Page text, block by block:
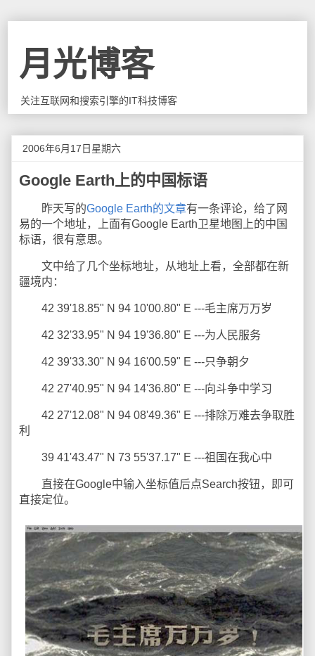
月光博客
关注互联网和搜索引擎的IT科技博客
2006年6月17日星期六
Google Earth上的中国标语
昨天写的Google Earth的文章有一条评论，给了网
易的一个地址，上面有Google Earth卫星地图上的中国
标语，很有意思。
文中给了几个坐标地址，从地址上看，全部都在新
疆境内：
42 39'18.85" N 94 10'00.80" E ---毛主席万万岁
42 32'33.95" N 94 19'36.80" E ---为人民服务
42 39'33.30" N 94 16'00.59" E ---只争朝夕
42 27'40.95" N 94 14'36.80" E ---向斗争中学习
42 27'12.08" N 94 08'49.36" E ---排除万难去争取胜
利
39 41'43.47" N 73 55'37.17" E ---祖国在我心中
直接在Google中输入坐标值后点Search按钮，即可
直接定位。